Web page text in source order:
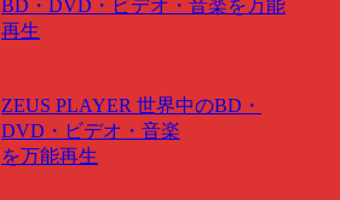
ZEUS PLAYER 世界中のBD・
DVD・ビデオ・音楽
を万能再生